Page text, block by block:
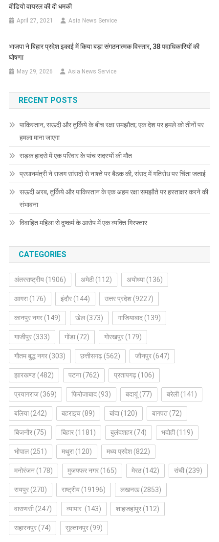
वीडियो वायरल की दी धमकी
April 27, 2021 Asia News Service
भाजपा ने बिहार प्रदेश इकाई में किया बड़ा संगठनात्मक विस्तार, 38 पदाधिकारियों की
घोषणा
May 29, 2026 Asia News Service
RECENT POSTS
पाकिस्तान, सऊदी और तुर्किये के बीच रक्षा समझौता; एक देश पर हमले को तीनों पर
हमला माना जाएगा
सड़क हादसे में एक परिवार के पांच सदस्यों की मौत
प्रधानमंत्री ने राजग सांसदों से नाश्ते पर बैठक की, संसद में गतिरोध पर चिंता जताई
सऊदी अरब, तुर्किये और पाकिस्तान के एक अहम रक्षा समझौते पर हस्ताक्षर करने की
संभावना
विवाहित महिला से दुष्कर्म के आरोप में एक व्यक्ति गिरफ्तार
CATEGORIES
अंतरराष्ट्रीय(1906) अमेठी(112) अयोध्या(136)
आगरा(176) इंदौर(144) उत्तर प्रदेश(9227)
कानपुर नगर(149) खेल(373) गाजियाबाद(139)
गाजीपुर(333) गोंडा(72) गोरखपुर(179)
गौतम बुद्ध नगर(303) छत्तीसगढ़(562) जौनपुर(647)
झारखण्ड(482) पटना(762) प्रतापगढ़(106)
प्रयागराज(369) फिरोजाबाद(93) बदायूं(77) बरेली(141)
बलिया(242) बहराइच(89) बांदा(120) बागपत(72)
बिजनौर(75) बिहार(1181) बुलंदशहर(74) भदोही(119)
भोपाल(251) मथुरा(120) मध्य प्रदेश(822)
मनोरंजन(178) मुजफ्फर नगर(165) मेरठ(142) रांची(239)
रायपुर(270) राष्ट्रीय(19196) लखनऊ(2853)
वाराणसी(247) व्यापार (143) शाहजहांपुर(112)
सहारनपुर(74) सुल्तानपुर(99)